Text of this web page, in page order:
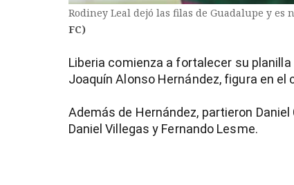
Rodiney Leal dejó las filas de Guadalupe y es
FC)
Liberia comienza a fortalecer su
Joaquín Alonso Hernández, figura en
Además de Hernández, partieron
Daniel Villegas y Fernando Lesme.